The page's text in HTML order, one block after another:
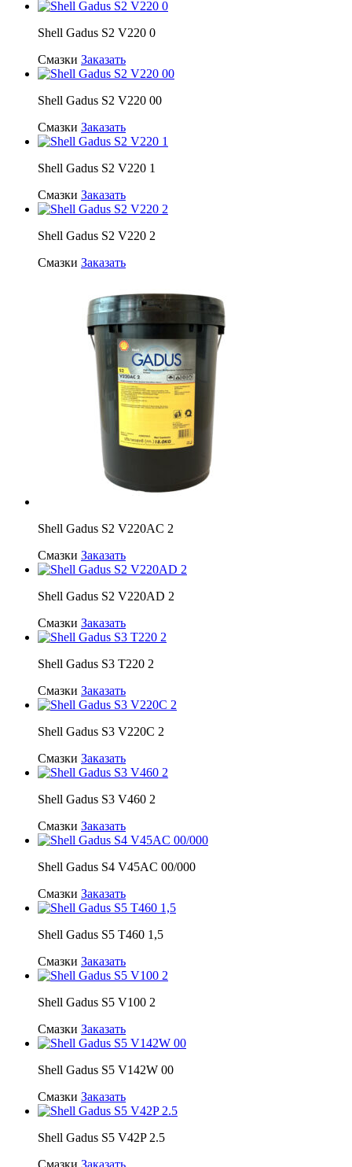
Shell Gadus S2 V220 0
Смазки Заказать
Shell Gadus S2 V220 00
Смазки Заказать
Shell Gadus S2 V220 1
Смазки Заказать
Shell Gadus S2 V220 2
Смазки Заказать
Shell Gadus S2 V220AC 2
Смазки Заказать
Shell Gadus S2 V220AD 2
Смазки Заказать
Shell Gadus S3 T220 2
Смазки Заказать
Shell Gadus S3 V220C 2
Смазки Заказать
Shell Gadus S3 V460 2
Смазки Заказать
Shell Gadus S4 V45AC 00/000
Смазки Заказать
Shell Gadus S5 T460 1,5
Смазки Заказать
Shell Gadus S5 V100 2
Смазки Заказать
Shell Gadus S5 V142W 00
Смазки Заказать
Shell Gadus S5 V42P 2.5